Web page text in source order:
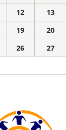
12 13
19 20
26 27